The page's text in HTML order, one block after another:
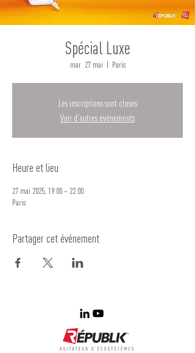
Spécial Luxe
mar. 27 mai
  |
Paris
Les inscriptions sont closes
Voir d'autres événements
Heure et lieu
27 mai 2025, 19:00 – 22:00
Paris
Partager cet événement